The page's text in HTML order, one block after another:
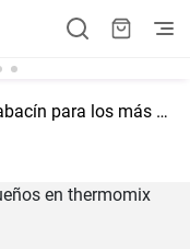
Puré de calabacín para los más pequeños en thermomix